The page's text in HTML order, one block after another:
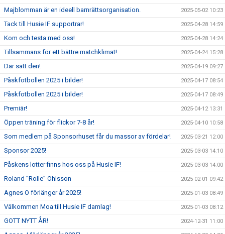
Majblomman är en ideell barnrättsorganisation. 2025-05-02 10:23
Tack till Husie IF supportrar! 2025-04-28 14:59
Kom och testa med oss! 2025-04-28 14:24
Tillsammans för ett bättre matchklimat! 2025-04-24 15:28
Där satt den! 2025-04-19 09:27
Påskfotbollen 2025 i bilder! 2025-04-17 08:54
Påskfotbollen 2025 i bilder! 2025-04-17 08:49
Premiär! 2025-04-12 13:31
Öppen träning för flickor 7-8 år! 2025-04-10 10:58
Som medlem på Sponsorhuset får du massor av fördelar! 2025-03-21 12:00
Sponsor 2025! 2025-03-03 14:10
Påskens lotter finns hos oss på Husie IF! 2025-03-03 14:00
Roland ”Rolle” Ohlsson 2025-02-01 09:42
Agnes O förlänger år 2025! 2025-01-03 08:49
Välkommen Moa till Husie IF damlag! 2025-01-03 08:12
GOTT NYTT ÅR! 2024-12-31 11:00